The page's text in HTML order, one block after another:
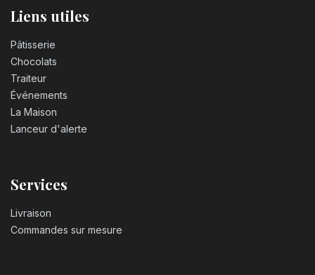
Liens utiles
Pâtisserie
Chocolats
Traiteur
Événements
La Maison
Lanceur d'alerte
Services
Livraison
Commandes sur mesure